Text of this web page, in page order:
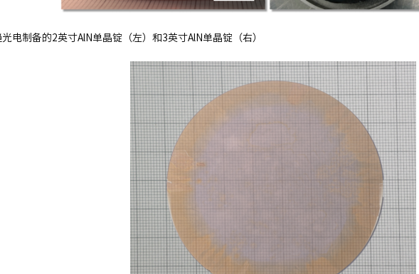
电制备的2英寸AlN单晶锭（左）和3英寸AlN单晶锭（右）